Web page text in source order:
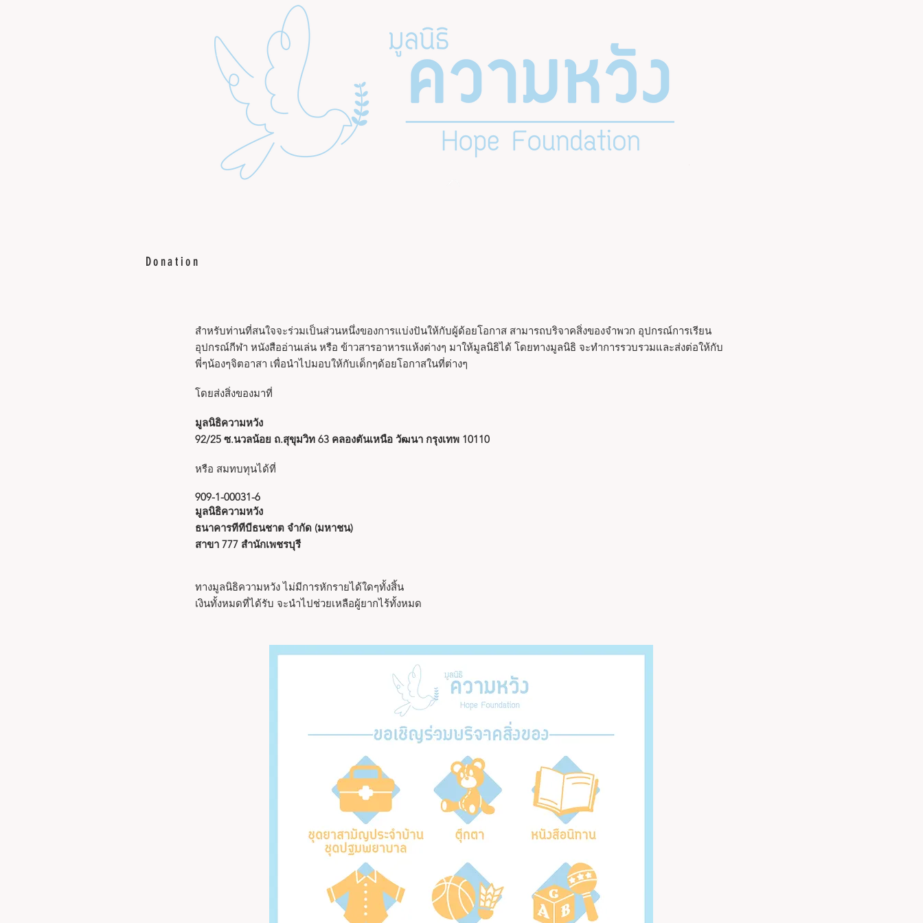
Donation
สำหรับท่านที่สนใจจะร่วมเป็นส่วนหนึ่งของการแบ่งปันให้กับผู้ด้อยโอกาส สามารถบริจาคสิ่งของจำพวก อุปกรณ์การเรียน
อุปกรณ์กีฬา หนังสืออ่านเล่น หรือ ข้าวสารอาหารแห้งต่างๆ มาให้มูลนิธิได้ โดยทางมูลนิธิ จะทำการรวบรวมและส่งต่อให้กับ
พี่ๆน้องๆจิตอาสา เพื่อนำไปมอบให้กับเด็กๆด้อยโอกาสในที่ต่างๆ
โดยส่งสิ่งของมาที่
มูลนิธิความหวัง
92/25 ซ.นวลน้อย ถ.สุขุมวิท 63 คลองตันเหนือ วัฒนา กรุงเทพ 10110
หรือ สมทบทุนได้ที่
909-1-00031-6
มูลนิธิความหวัง
ธนาคารทีทีบีธนชาต จำกัด (มหาชน)
สาขา 777 สำนักเพชรบุรี
ทางมูลนิธิความหวัง ไม่มีการหักรายได้ใดๆทั้งสิ้น
เงินทั้งหมดที่ได้รับ จะนำไปช่วยเหลือผู้ยากไร้ทั้งหมด